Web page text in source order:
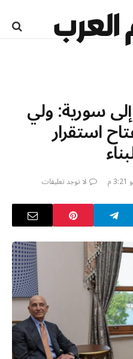
سورية: ولي
استقرار
لا توجد تعليقات